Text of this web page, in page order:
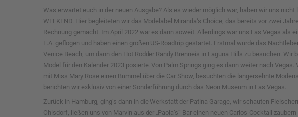
Was erwartet euch in der neuen Ausgabe? Als es wieder möglich war, haben wir uns
WEEKEND. Hier begleiteten wir das Modelabel Miranda‘s Choice, das bereits vor zwei
Rechnung gemacht. Im April 2022 war es dann soweit. Allerdings war uns Las Vegas als
L.A. geflogen und haben einen großen US-Roadtrip gestartet. Erstmal wurde das
Venice Beach, um dann den Hot Rodder Randy Brenneis in Laguna Hills zu besuchen.
Model für den Kalender 2023 posierte. Von Palm Springs ging es dann weiter nach
mit Miss Mary Rose einen Bummel über die Car Show, besuchten die langersehnte
berichten wir exklusiv von einer Sonderführung durch das Neon Museum in Las Vegas.
Zurück in Hamburg, ging‘s dann in die Werkstatt der Patina Garage, wir schauten
Ohlsdorf, ließen uns von Marvin aus der „Paola’s“ Bar einen neuen Carlos-Cocktail